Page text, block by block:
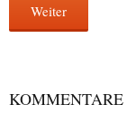
Weiter
KOMMENTARE